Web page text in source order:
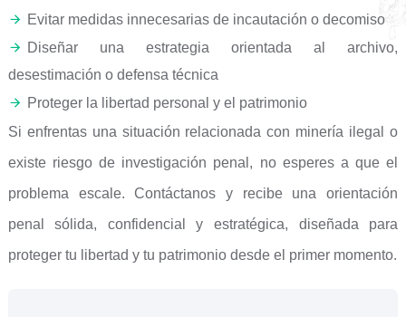
Evitar medidas innecesarias de incautación o decomiso
Diseñar una estrategia orientada al archivo,
desestimación o defensa técnica
Proteger la libertad personal y el patrimonio
Si enfrentas una situación relacionada con minería ilegal o
existe riesgo de investigación penal, no esperes a que el
problema escale. Contáctanos y recibe una orientación
penal sólida, confidencial y estratégica, diseñada para
proteger tu libertad y tu patrimonio desde el primer momento.